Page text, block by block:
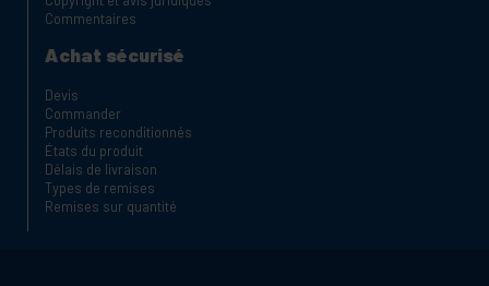
Commentaires
Achat sécurisé
Devis
Commander
Produits reconditionnés
États du produit
Délais de livraison
Types de remises
Remises sur quantité